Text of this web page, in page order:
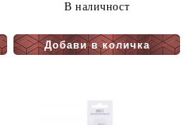
В наличност